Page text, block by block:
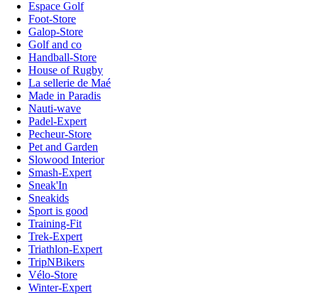
Espace Golf
Foot-Store
Galop-Store
Golf and co
Handball-Store
House of Rugby
La sellerie de Maé
Made in Paradis
Nauti-wave
Padel-Expert
Pecheur-Store
Pet and Garden
Slowood Interior
Smash-Expert
Sneak'In
Sneakids
Sport is good
Training-Fit
Trek-Expert
Triathlon-Expert
TripNBikers
Vélo-Store
Winter-Expert